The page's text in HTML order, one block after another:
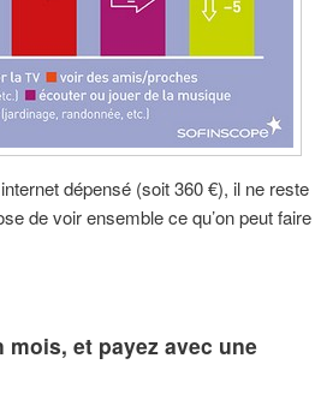
dépensé (soit 360 €), il ne reste
de voir ensemble ce qu’on peut faire
mois, et payez avec une